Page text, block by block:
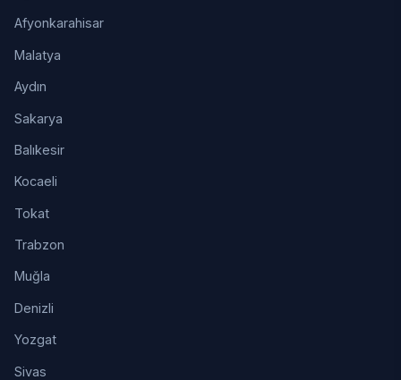
Afyonkarahisar
Malatya
Aydın
Sakarya
Balıkesir
Kocaeli
Tokat
Trabzon
Muğla
Denizli
Yozgat
Sivas